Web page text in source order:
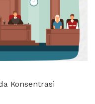
Konsentrasi